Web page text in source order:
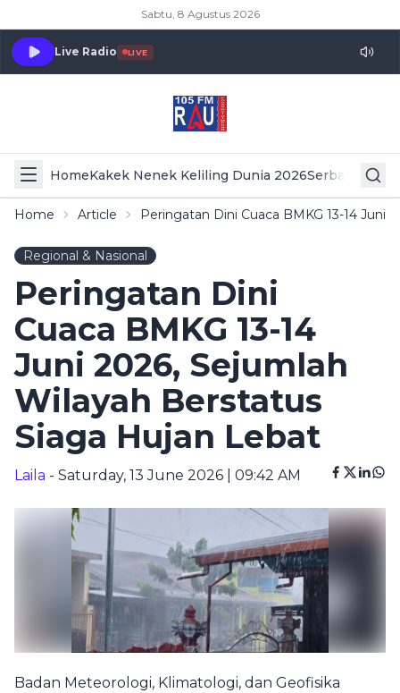
Sabtu, 8 Agustus 2026
Live Radio LIVE
HomeKakek Nenek Keliling Dunia 2026Serba Serbi
Home Article Peringatan Dini Cuaca BMKG 13-14 Juni
Regional & Nasional
Peringatan Dini
Cuaca BMKG 13-14
Juni 2026, Sejumlah
Wilayah Berstatus
Siaga Hujan Lebat
Laila - Saturday, 13 June 2026 | 09:42 AM
Badan Meteorologi, Klimatologi, dan Geofisika